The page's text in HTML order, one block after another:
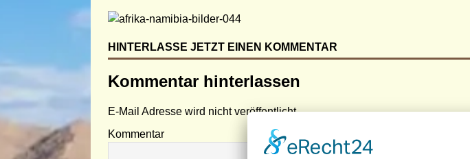
HINTERLASSE JETZT EINEN KOMMENTAR
Kommentar hinterlassen
E-Mail Adresse wird nicht veröffentlicht.
Kommentar